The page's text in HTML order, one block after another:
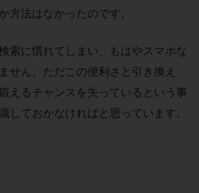
方法はなかったのです。
索に慣れてしまい、もはやスマホな
せん。ただこの便利さと引き換え
えるチャンスを失っているという事
しておかなければと思っています。